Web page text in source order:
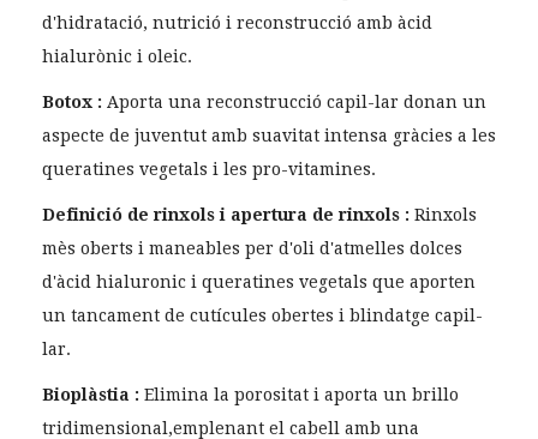
d'hidratació, nutrició i reconstrucció amb àcid
hialurònic i oleic.
Botox : Aporta una reconstrucció capil-lar donan un
aspecte de juventut amb suavitat intensa gràcies a les
queratines vegetals i les pro-vitamines.
Definició de rinxols i apertura de rinxols : Rinxols
mès oberts i maneables per d'oli d'atmelles dolces
d'àcid hialuronic i queratines vegetals que aporten
un tancament de cutícules obertes i blindatge capil-
lar.
Bioplàstia : Elimina la porositat i aporta un brillo
tridimensional,emplenant el cabell amb una